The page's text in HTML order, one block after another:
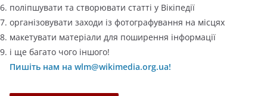
поліпшувати та створювати статті у Вікіпедії
організовувати заходи із фотографування на місцях
макетувати матеріали для поширення інформації
і ще багато чого іншого!
Пишіть нам на wlm@wikimedia.org.ua!